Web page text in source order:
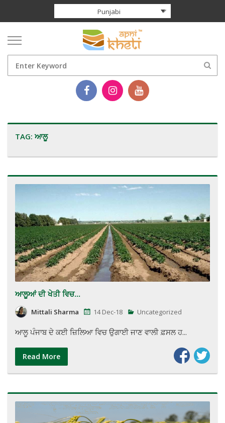
Punjabi
TAG:ਆਲੂ
ਆਲੂਆਂ ਦੀ ਖੇਤੀ ਵਿਚ...
Mittali Sharma 14 Dec-18 Uncategorized
ਆਲੂ ਪੰਜਾਬ ਦੇ ਕਈ ਜ਼ਿਲਿਆ ਵਿਚ ਉਗਾਈ ਜਾਣ ਵਾਲੀ ਫ਼ਸਲ ਹ...
Read More